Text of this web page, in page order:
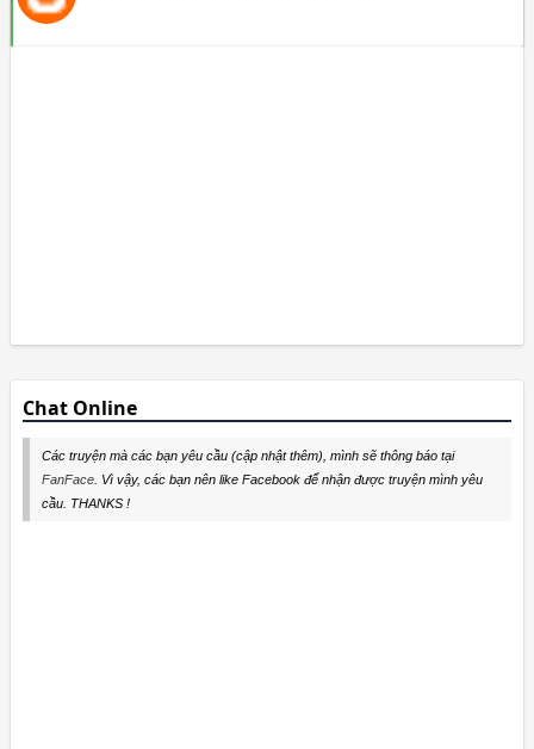
Chat Online
Các truyện mà các bạn yêu cầu (cập nhật thêm), mình sẽ thông báo tại
FanFace. Vì vậy, các bạn nên like Facebook để nhận được truyện mình yêu
cầu. THANKS !